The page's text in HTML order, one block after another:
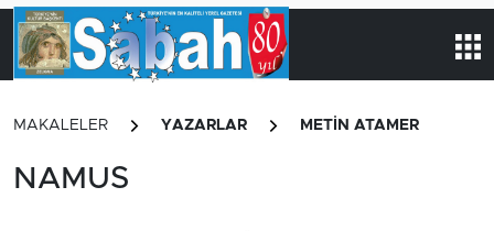
MAKALELER YAZARLAR METİN ATAMER
NAMUS